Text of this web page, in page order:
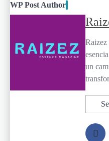
WP Post Author
Raizez
un